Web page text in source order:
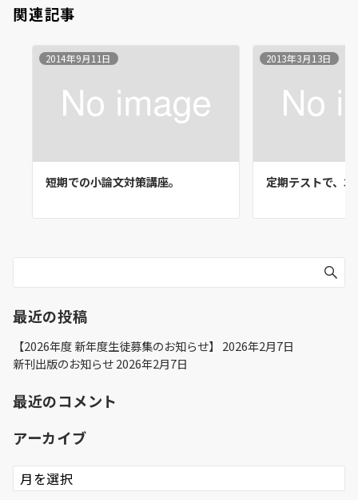
関連記事
2014年9月11日
短期での小論文対策講座。
2013年3月13日
定期テストで、
最近の投稿
【2026年度 新年度生徒募集のお知らせ】
2026年2月7日
新刊出版のお知らせ 2026年2月7日
最近のコメント
アーカイブ
ア
ー